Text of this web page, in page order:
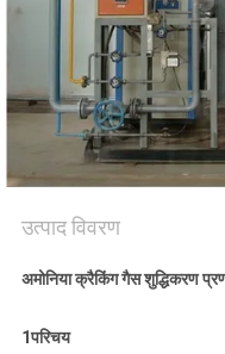
NEWS
साइटमैप
गोपनीयता
उत्पाद विवरण
अमोनिया क्रैकिंग गैस शुद्धिकरण
1परिचय